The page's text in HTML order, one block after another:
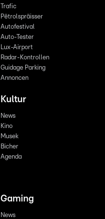
Trafic
Pëtrolspräisser
Autofestival
Auto-Tester
Lux-Airport
Radar-Kontrollen
Guidage Parking
Annoncen
Kultur
News
Kino
Musek
Bicher
Agenda
Gaming
News